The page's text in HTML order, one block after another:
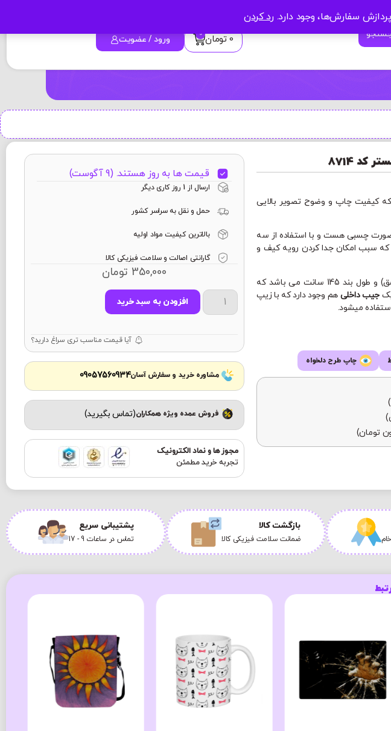
سفارش‌ها، وجود دارد. رد کردن
0 تومان 0 ورود / عضویت
8714
کیفیت چاپ و وضوح تصویر بالایی
چسبی هست و با استفاده از سه
سبب امکان جدا کردن رویه کیف و
بدنه کیف 22×21×4 سانت (طول×عرض×عمق) و طول بند 145 سانت می باشد که
جیب داخلی هم وجود دارد که با زیپ
میشود.
چاپ طرح دلخواه
تومان)
قیمت ها به روز هستند. (9 آگوست)
ارسال از 1 روز کاری دیگر
حمل و نقل به سراسر کشور
بالاترین کیفیت مواد اولیه
گارانتی اصالت و سلامت فیزیکی کالا
350,000 تومان
افزودن به سبد خرید
آیا قیمت مناسب تری سراغ دارید؟
مشاوره خرید و سفارش آسان09057560934
فروش عمده ویژه همکاران(تماس بگیرید)
مجوز ها و نماد الکترونیک
تجربه خرید مطمئن
بازگشت کالا
ضمانت سلامت فیزیکی کالا
پشتیبانی سریع
تماس در ساعات 9 - 17